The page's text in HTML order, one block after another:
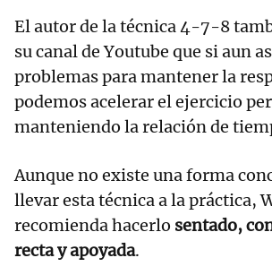
El autor de la técnica 4-7-8
su canal de Youtube que si aun
problemas para mantener la
podemos acelerar el ejercicio
manteniendo la relación de
Aunque no existe una forma
llevar esta técnica a la práctica,
recomienda hacerlo sentado,
recta y apoyada.